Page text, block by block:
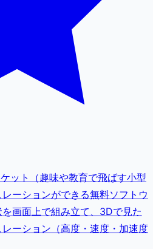
ット（趣味や教育で飛ばす小型
ーションができる無料ソフトウ
画面上で組み立て、3Dで見た
ーション（高度・速度・加速度